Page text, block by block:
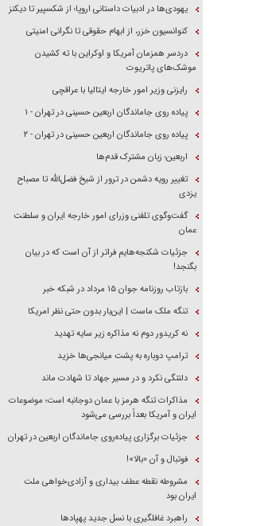
یهودی‌ها در ادبیات داستانی اروپا؛ از شکسپیر تا دیکنز
کنوانسیون خزر، از ابهام حقوقی تا نگرانی امنیتی
دردسر همزمان آمریکا و اوکراین با ته کشیدن
موشک‌های پاتریوت
رایزنی وزیر امور خارجه ایتالیا با عراقچی
پیاده روی جاماندگان اربعین حسینی در تهران - ۱
پیاده روی جاماندگان اربعین حسینی در تهران - ۲
اربعین؛ زبان مشترک قدم‌ها
تغییر رویه دشمن در ترور از شیخ فضل‌الله تا مصباح
یزدی
گفت‌وگوی تلفنی وزرای امور خارجه ایران و سلطنت
عمان
جزئیات شکنجه‌هایم فراتر از آن است که در بیان
بگنجد!
بازتاب روزنامه جوان ۱۵ مرداد در شبکه خبر
تنگه ملک ماست | این‌بار بدون حتی نظر امریکا
نه کریدور دوم نه مذاکره زیر سایه تهدید
ترامپ دوباره به پشت میانجی‌ها خزید
دلتنگی نکرد و در مسیر جهاد تا شهادت ماند
مذاکرات تنگه هرمز با عمان دوجانبه است؛ موضوعات
ایران و آمریکا بعداً بررسی می‌شود
جزئیات برگزاری پیاده‌روی جاماندگان اربعین در تهران
فوتبال و آن «بالا»!
مشروطه نقطه عطف بیداری و آزادی‌خواهی ملت
ایران بود
راهبرد غافلگیری با نسل جدید پهپاد‌ها